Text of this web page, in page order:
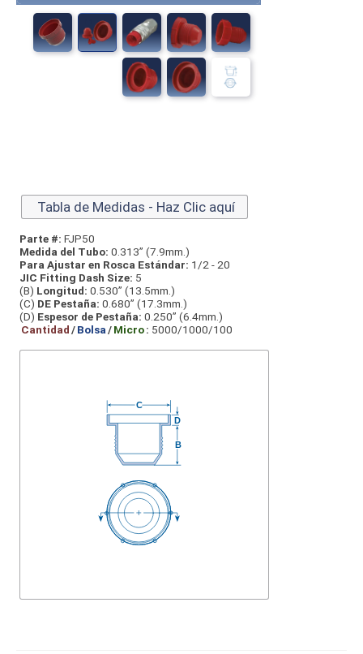
Tabla de Medidas - Haz Clic aquí
Parte #: FJP50
Medida del Tubo: 0.313” (7.9mm.)
Para Ajustar en Rosca Estándar: 1/2 - 20
JIC Fitting Dash Size: 5
(B) Longitud: 0.530” (13.5mm.)
(C) DE Pestaña: 0.680” (17.3mm.)
(D) Espesor de Pestaña: 0.250” (6.4mm.)
Cantidad/Bolsa/Micro: 5000/1000/100